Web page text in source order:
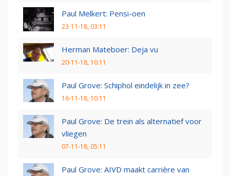
Paul Melkert: Pensi-oen
23-11-18, 03:11
Herman Mateboer: Deja vu
20-11-18, 10:11
Paul Grove: Schiphol eindelijk in zee?
16-11-18, 10:11
Paul Grove: De trein als alternatief voor
vliegen
07-11-18, 05:11
Paul Grove: AIVD maakt carrière van